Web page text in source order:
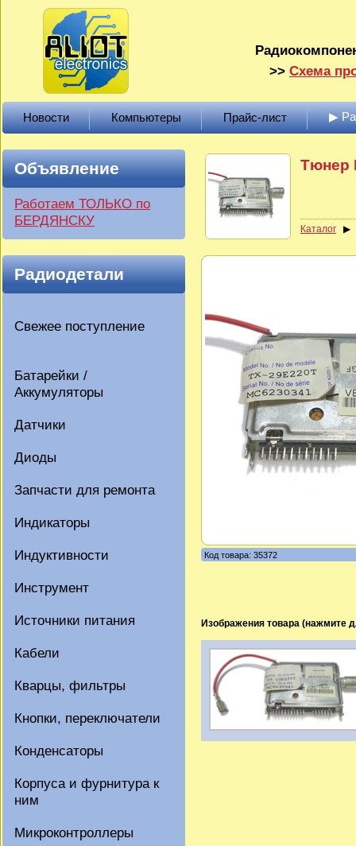
>> Схема
Новости Компьютеры Прайс-лист ▶
Объявление
Работаем ТОЛЬКО по
БЕРДЯНСКУ
Радиодетали
Свежее поступление
Батарейки /
Аккумуляторы
Датчики
Диоды
Запчасти для ремонта
Индикаторы
Индуктивности
Инструмент
Источники питания
Кабели
Кварцы, фильтры
Кнопки, переключатели
Конденсаторы
Корпуса и фурнитура к
ним
Микроконтроллеры
Тюнер
Каталог
Код товара: 35372
Изображения товара (нажмите